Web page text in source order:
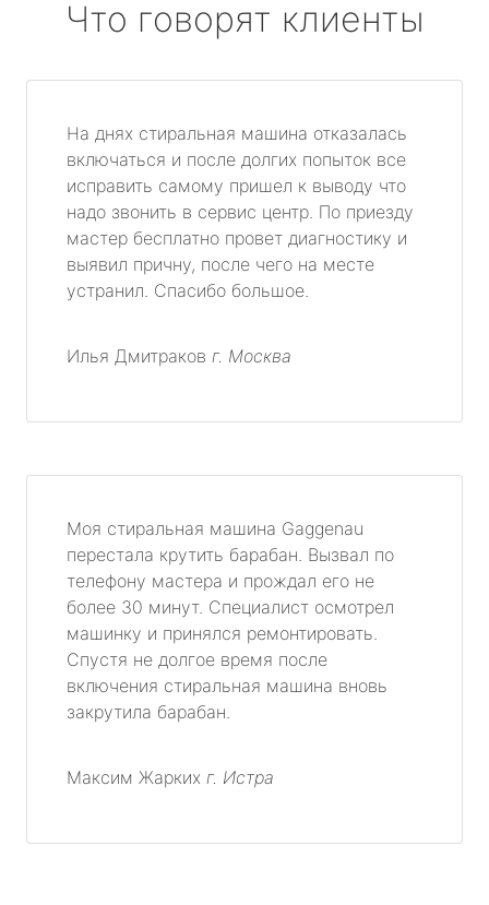
Что говорят клиенты
На днях стиральная машина отказалась
включаться и после долгих попыток все
исправить самому пришел к выводу что
надо звонить в сервис центр. По приезду
мастер бесплатно провет диагностику и
выявил причну, после чего на месте
устранил. Спасибо большое.
Илья Дмитраков г. Москва
Моя стиральная машина Gaggenau
перестала крутить барабан. Вызвал по
телефону мастера и прождал его не
более 30 минут. Специалист осмотрел
машинку и принялся ремонтировать.
Спустя не долгое время после
включения стиральная машина вновь
закрутила барабан.
Максим Жарких г. Истра